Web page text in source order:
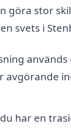
göra stor
svets i
avgörande
har en